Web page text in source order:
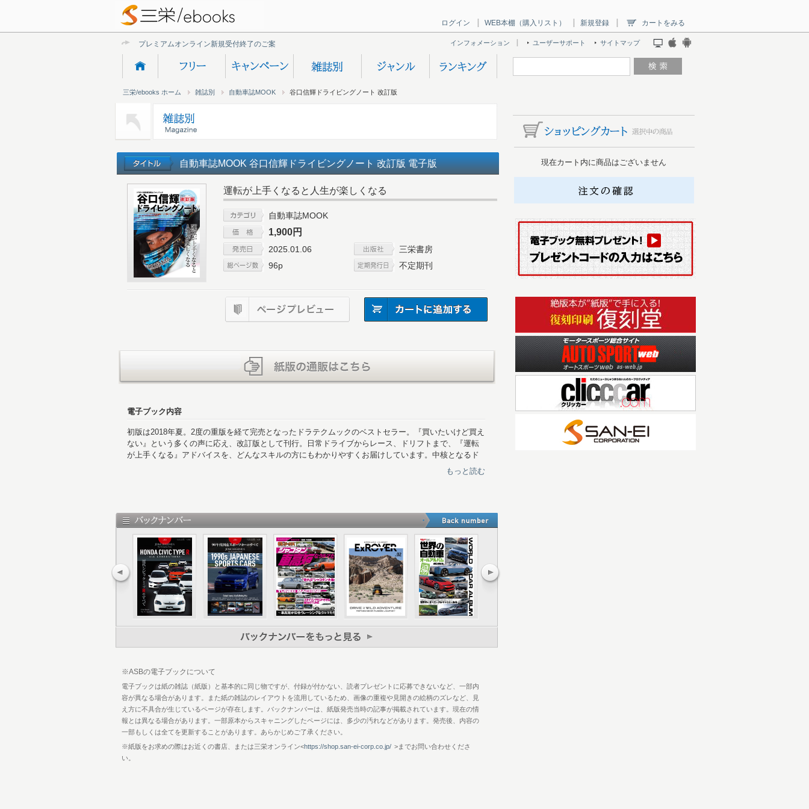
ログイン WEB本棚（購入リスト） 新規登録 カートをみる
インフォメーション ユーザーサポート サイトマップ
プレミアムオンライン新規受付終了のご案内
三栄/ebooks ホーム 雑誌別 自動車誌MOOK 谷口信輝ドライビングノート 改訂版
自動車誌MOOK 谷口信輝ドライビングノート 改訂版 電子版
運転が上手くなると人生が楽しくなる
自動車誌MOOK
1,900円
2025.01.06
三栄書房
96p
不定期刊
電子ブック内容
初版は2018年夏。2度の重版を経て完売となったドラテクムックのベストセラー。『買いたいけど買え
ない』という多くの声に応え、改訂版として刊行。日常ドライブからレース、ドリフトまで、『運転
が上手くなる』アドバイスを、どんなスキルの方にもわかりやすくお届けしています。中核となるド
ラテク編は基本的に初版と同じですが、表紙、フォトギャラリーやマイカー紹介、ヒストリーページ
6 GALLERY in GR86/BRZ Cup 2024
11 50代になってからのレーシングスピリット
12 運転が上手くなると人生が楽しくなる
14 上手な運転とは!?
17 目次
18 ドライビングセオリー編 格言01 ながら運転はしない
20 格言02 一の舵 二の舵 三の舵を意識する
22 格言03 曲がるための姿勢をつくる
24 格言04 走行ラインはどうでもいい!?
28 格言06 タイヤの仕事人をマネージメントする
30 格言07 『急』のつく動作は『悪』
34 トレーニング編 格言09 たわみを取る
36 格言10 どれだけ早くからステアリングを切れるか大会 ステアリングを戻さない大会
38 格言11 タイヤと会話しよう
40 格言12 リアタイヤのセンサーを磨く
42 サーキットテクニック編 格言13 ゆっくり走って速くなる
44 格言14 『ステアリングは切らないほうがいい』のウソ
46 格言15 スローイン・ファストアウトって知ってる？
48 格言16 ウエットドライビングの極意1 怖いことはしない
50 格言17 ウエットドライビングの極意2 『アウト・アウト・アウト』はもう古い？
もっと読む
※ASBの電子ブックについて
電子ブックは紙の雑誌（紙版）と基本的に同じ物ですが、付録が付かない、読者プレゼントに応募できないなど、一部内
容が異なる場合があります。また紙の雑誌のレイアウトを流用しているため、画像の重複や見開きの絵柄のズレなど、見
え方に不具合が生じているページが存在します。バックナンバーは、紙版発売当時の記事が掲載されています。現在の情
報とは異なる場合があります。一部原本からスキャニングしたページには、多少の汚れなどがあります。発売後、内容の
一部もしくは全てを更新することがあります。あらかじめご了承ください。
※紙版をお求めの際はお近くの書店、または三栄オンライン<https://shop.san-ei-corp.co.jp/ >までお問い合わせくださ
い。
現在カート内に商品はございません